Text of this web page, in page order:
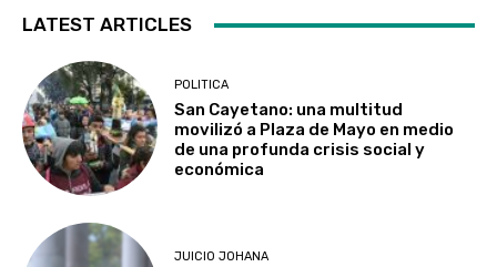
LATEST ARTICLES
POLITICA
San Cayetano: una multitud
movilizó a Plaza de Mayo en medio
de una profunda crisis social y
económica
JUICIO JOHANA